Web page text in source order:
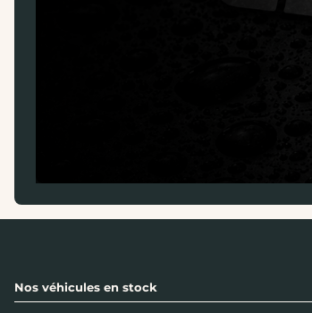
Nos véhicules en stock